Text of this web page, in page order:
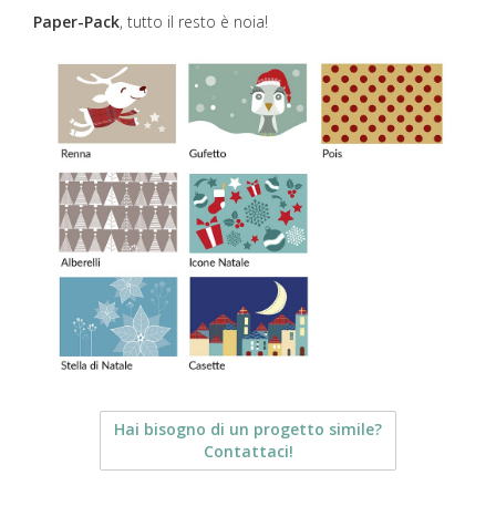
Paper-Pack, tutto il resto è noia!
Hai bisogno di un progetto simile?
Contattaci!